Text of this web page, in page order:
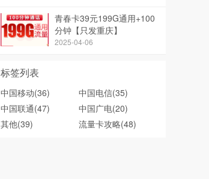
青春卡39元199G通用+100
分钟【只发重庆】
2025-04-06
标签列表
中国移动(36) 中国电信(35)
中国联通(47) 中国广电(20)
其他(39) 流量卡攻略(48)